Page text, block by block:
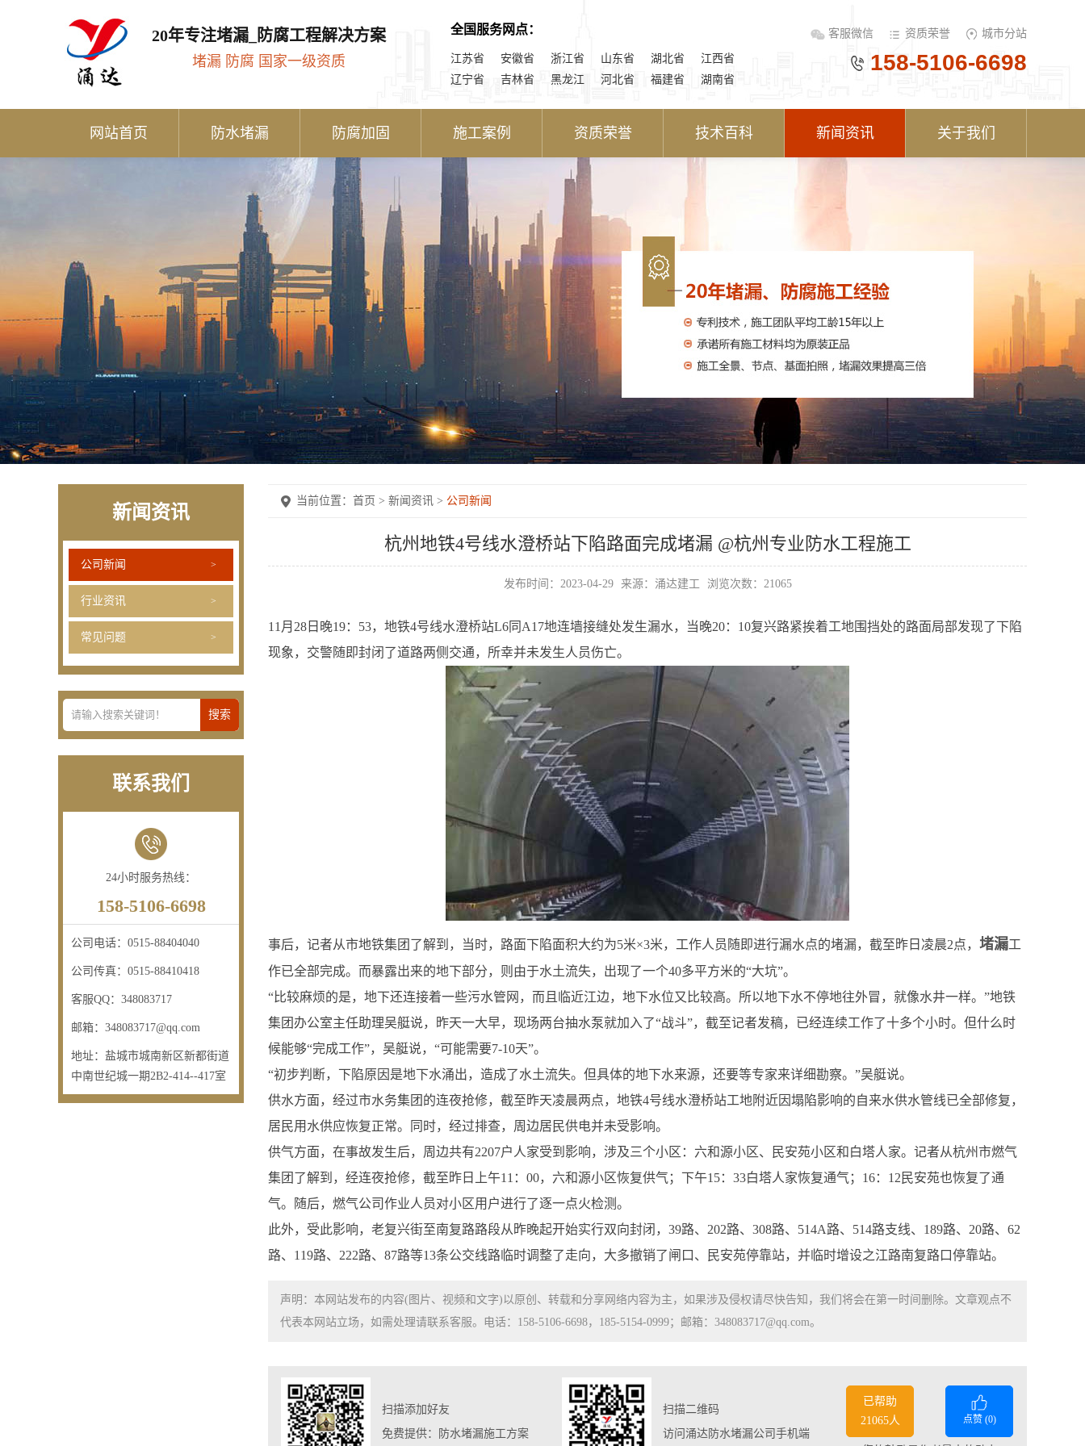
20年专注堵漏_防腐工程解决方案
堵漏 防腐 国家一级资质
全国服务网点：
江苏省 安徽省 浙江省 山东省 湖北省
江西省
辽宁省
吉林省 黑龙江 河北省 福建省 湖南省
客服微信 资质荣誉 城市分站
158-5106-6698
网站首页 防水堵漏 防腐加固 施工案例 资质荣誉 技术百科 新闻资讯 关于我们
新闻资讯
公司新闻
行业资讯
常见问题
联系我们
24小时服务热线：
158-5106-6698
公司电话： 0515-88404040
公司传真： 0515-88410418
客服QQ： 348083717
邮箱： 348083717@qq.com
地址： 盐城市城南新区新都街道
中南世纪城一期2B2-414--417室
当前位置： 首页 > 新闻资讯 > 公司新闻
杭州地铁4号线水澄桥站下陷路面完成堵漏 @杭州专业防水工程施工
发布时间：2023-04-29 来源：涌达建工 浏览次数：21065
11月28日晚19：53，地铁4号线水澄桥站L6同A17地连墙接缝处发生漏水，当晚20：10复兴路紧挨着工地围挡处的路面局部发现了下陷
现象，交警随即封闭了道路两侧交通，所幸并未发生人员伤亡。
事后，记者从市地铁集团了解到，当时，路面下陷面积大约为5米×3米，工作人员随即进行漏水点的堵漏，截至昨日凌晨2点， 堵漏工
作已全部完成。而暴露出来的地下部分，则由于水土流失，出现了一个40多平方米的“大坑”。
“比较麻烦的是，地下还连接着一些污水管网，而且临近江边，地下水位又比较高。所以地下水不停地往外冒，就像水井一样。”地铁
集团办公室主任助理吴艇说，昨天一大早，现场两台抽水泵就加入了“战斗”，截至记者发稿，已经连续工作了十多个小时。但什么时
候能够“完成工作”，吴艇说，“可能需要7-10天”。
“初步判断，下陷原因是地下水涌出，造成了水土流失。但具体的地下水来源，还要等专家来详细勘察。”吴艇说。
供水方面，经过市水务集团的连夜抢修，截至昨天凌晨两点，地铁4号线水澄桥站工地附近因塌陷影响的自来水供水管线已全部修复，
居民用水供应恢复正常。同时，经过排查，周边居民供电并未受影响。
供气方面，在事故发生后，周边共有2207户人家受到影响，涉及三个小区：六和源小区、民安苑小区和白塔人家。记者从杭州市燃气
集团了解到，经连夜抢修，截至昨日上午11：00，六和源小区恢复供气；下午15：33白塔人家恢复通气；16：12民安苑也恢复了通
气。随后，燃气公司作业人员对小区用户进行了逐一点火检测。
此外，受此影响，老复兴街至南复路路段从昨晚起开始实行双向封闭，39路、202路、308路、514A路、514路支线、189路、20路、62
路、119路、222路、87路等13条公交线路临时调整了走向，大多撤销了闸口、民安苑停靠站，并临时增设之江路南复路口停靠站。
声明：本网站发布的内容(图片、视频和文字)以原创、转载和分享网络内容为主，如果涉及侵权请尽快告知，我们将会在第一时间删除。文章观点不
代表本网站立场，如需处理请联系客服。电话：158-5106-6698，185-5154-0999；邮箱：348083717@qq.com。
扫描添加好友
免费提供：防水堵漏施工方案
扫描二维码
访问涌达防水堵漏公司手机端
已帮助
21065人
点赞 (0)